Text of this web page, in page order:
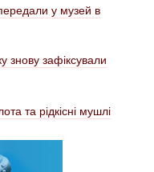
у музей в
знову зафіксували
та рідкісні мушлі